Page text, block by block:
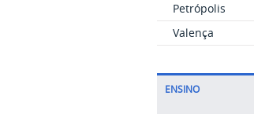
Petrópolis
Valença
ENSINO